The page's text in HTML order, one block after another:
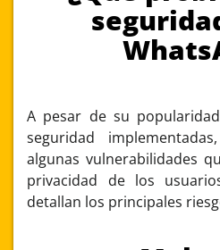
A pesar de su
seguridad
algunas vulnerabilidades
privacidad de los
detallan los principales